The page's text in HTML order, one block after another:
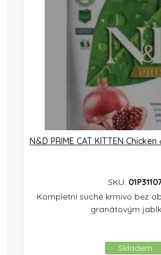
N&D PRIME CAT KITTEN
SKU:
Kompletní suché krmivo bez
granátovým
Skladem